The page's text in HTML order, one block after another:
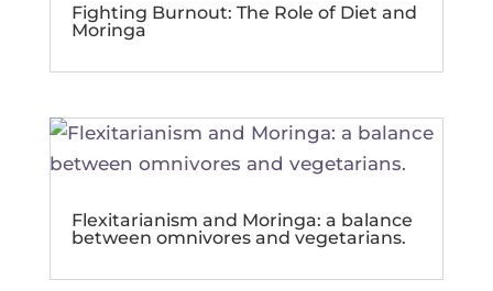
Fighting Burnout: The Role of Diet and
Moringa
Flexitarianism and Moringa: a balance
between omnivores and vegetarians.